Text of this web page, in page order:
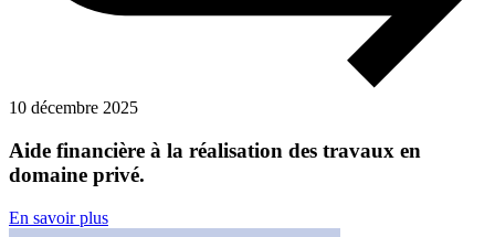
10 décembre 2025
Aide financière à la réalisation des travaux en
domaine privé.
En savoir plus